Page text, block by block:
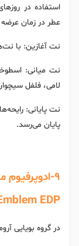
استفاده در
عطر در زمان
نت آغازین: با
نت میانی:
لامی، فلفل
نت پایانی:
پایان می‌رسد.
EDP)
در گروه بویایی